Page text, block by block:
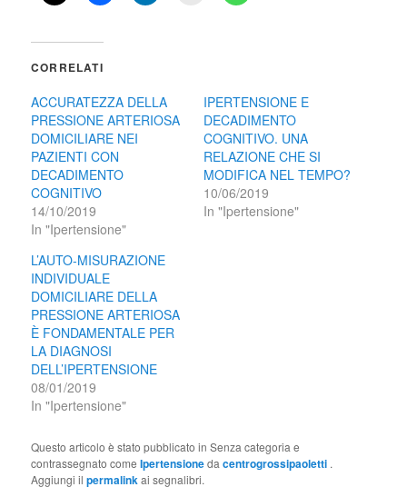
CORRELATI
ACCURATEZZA DELLA
PRESSIONE ARTERIOSA
DOMICILIARE NEI
PAZIENTI CON
DECADIMENTO
COGNITIVO
14/10/2019
In "Ipertensione"
IPERTENSIONE E
DECADIMENTO
COGNITIVO. UNA
RELAZIONE CHE SI
MODIFICA NEL TEMPO?
10/06/2019
In "Ipertensione"
L’AUTO-MISURAZIONE
INDIVIDUALE
DOMICILIARE DELLA
PRESSIONE ARTERIOSA
È FONDAMENTALE PER
LA DIAGNOSI
DELL’IPERTENSIONE
08/01/2019
In "Ipertensione"
Questo articolo è stato pubblicato in Senza categoria e
contrassegnato comeIpertensionedacentrogrossipaoletti .
Aggiungi ilpermalinkai segnalibri.